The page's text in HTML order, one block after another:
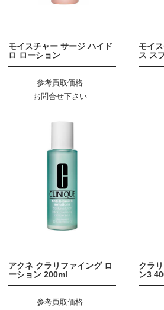
モイスチャー サージ ハイド
ロ ローション
参考買取価格
お問合せ下さい
モイ
ス ス
アクネ クラリファイング ロ
ーション 200ml
参考買取価格
クラ
ン3